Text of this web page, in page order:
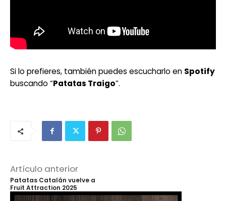
Si lo prefieres, también puedes escucharlo en Spotify
buscando “Patatas Traigo”.
Artículo anterior
Patatas Catalán vuelve a
Fruit Attraction 2025